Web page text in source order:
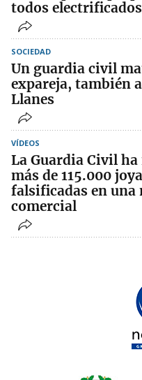
todos electrificados
SOCIEDAD
Un guardia civil
expareja, también
Llanes
VÍDEOS
La Guardia Civil
más de 115.000
falsificadas en una
comercial